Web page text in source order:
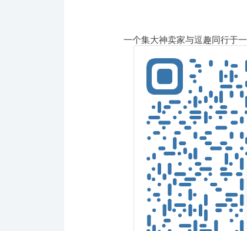
一个集大神卖家与逗趣同行于